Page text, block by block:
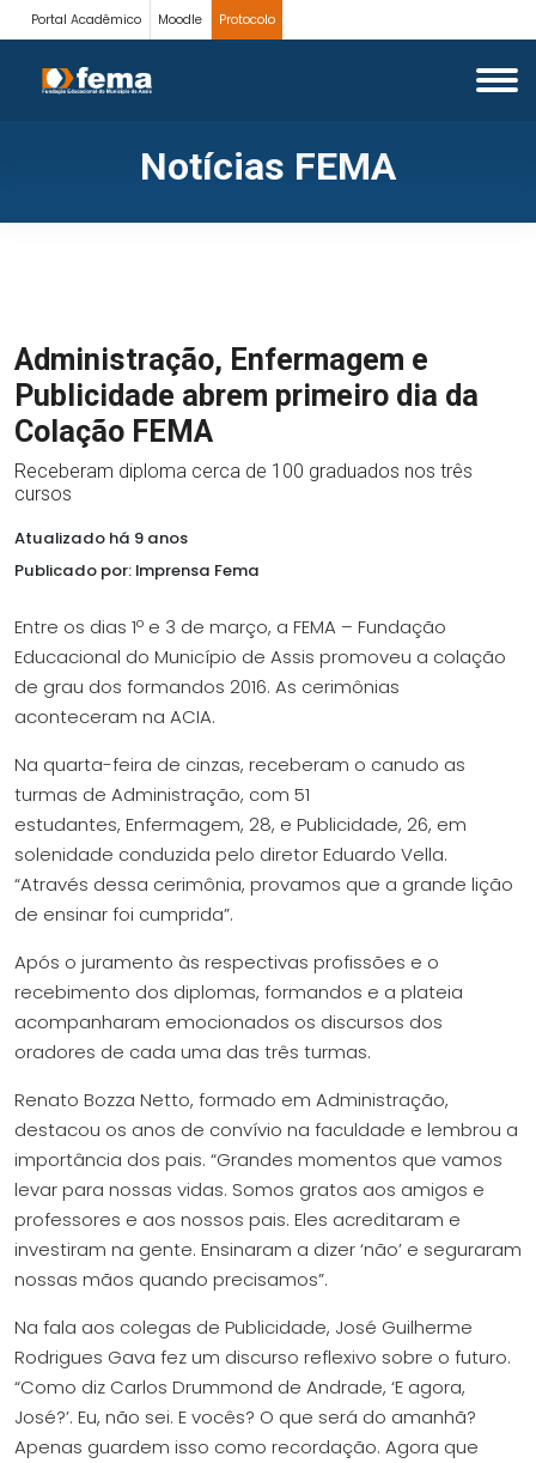
Portal Acadêmico Moodle Protocolo
Notícias FEMA
Administração, Enfermagem e
Publicidade abrem primeiro dia da
Colação FEMA
Receberam diploma cerca de 100 graduados nos três
cursos
Atualizado há 9 anos
Publicado por: Imprensa Fema
Entre os dias 1º e 3 de março, a FEMA – Fundação
Educacional do Município de Assis promoveu a colação
de grau dos formandos 2016. As cerimônias
aconteceram na ACIA.
Na quarta-feira de cinzas, receberam o canudo as
turmas de Administração, com 51
estudantes, Enfermagem, 28, e Publicidade, 26, em
solenidade conduzida pelo diretor Eduardo Vella.
“Através dessa cerimônia, provamos que a grande lição
de ensinar foi cumprida”.
Após o juramento às respectivas profissões e o
recebimento dos diplomas, formandos e a plateia
acompanharam emocionados os discursos dos
oradores de cada uma das três turmas.
Renato Bozza Netto, formado em Administração,
destacou os anos de convívio na faculdade e lembrou a
importância dos pais. “Grandes momentos que vamos
levar para nossas vidas. Somos gratos aos amigos e
professores e aos nossos pais. Eles acreditaram e
investiram na gente. Ensinaram a dizer ‘não’ e seguraram
nossas mãos quando precisamos”.
Na fala aos colegas de Publicidade, José Guilherme
Rodrigues Gava fez um discurso reflexivo sobre o futuro.
“Como diz Carlos Drummond de Andrade, ‘E agora,
José?’. Eu, não sei. E vocês? O que será do amanhã?
Apenas guardem isso como recordação. Agora que